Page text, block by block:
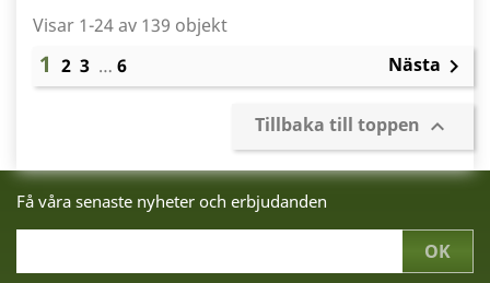
Visar 1-24 av 139 objekt
1 2 3 … 6 Nästa 
Tillbaka till toppen 
Få våra senaste nyheter och erbjudanden